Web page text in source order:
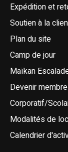
Expédition et
Soutien à la
Plan du site
Camp de jour
Maïkan
Devenir membre
Corporatif/
Modalités de
Calendrier